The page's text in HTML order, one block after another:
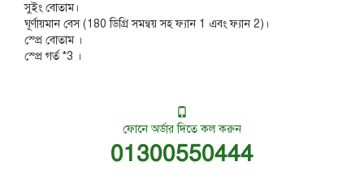
সুইং বোতাম।
ঘূর্ণায়মান বেস (180 ডিগ্রি সমন্বয় সহ ফ্যান 1 এবং ফ্যান 2)।
স্প্রে বোতাম ।
স্প্রে গর্ত *3 ।
ফোনে অর্ডার দিতে কল করুন
01300550444